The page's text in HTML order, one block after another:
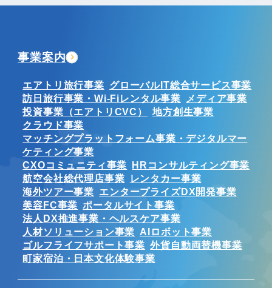
事業案内
エアトリ旅行事業 グローバルIT総合サービス事業
訪日旅行事業・Wi-Fiレンタル事業
メディア事業
投資事業（エアトリCVC）
地方創生事業
クラウド事業
マッチングプラットフォーム事業・デジタルマー
ケティング事業
CXOコミュニティ事業 HRコンサルティング事業
航空会社総代理店事業
レンタカー事業
海外ツアー事業
エンタープライズDX開発事業
美容FC事業 ポータルサイト事業
法人DX推進事業・ヘルスケア事業
人材ソリューション事業 AIロボット事業
ゴルフライフサポート事業 外貨自動両替機事業
町家宿泊・日本文化体験事業